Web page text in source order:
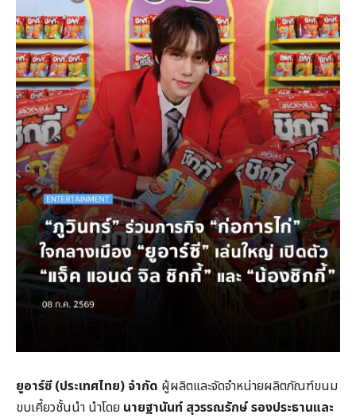
ยูอาร์ซี (ประเทศไทย) จำกัด ผู้ผลิตและจัดจำหน่ายผลิตภัณฑ์ขนม
ขบเคี้ยวชั้นนำ นำโดย นายฐานันท์ สุวรรณรักษ์รองประธานและ